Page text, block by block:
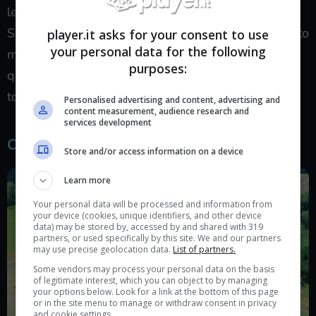
le battaglie.
Se cercavate un battle system profondo e stratificato
magari avete trovato pane per i vostri denti, se
quello a cui puntavate era latecnica
tornare su Honkai Impact 3rd.
Online o Offline: un dilemma shakespeariano.
player.it asks for your consent to use
your personal data for the following
purposes:
Personalised advertising and content, advertising and
content measurement, audience research and
services development
Store and/or access information on a device
Learn more
Your personal data will be processed and information from
your device (cookies, unique identifiers, and other device
data) may be stored by, accessed by and shared with 319
partners, or used specifically by this site. We and our partners
may use precise geolocation data. List of partners.
Some vendors may process your personal data on the basis
of legitimate interest, which you can object to by managing
your options below. Look for a link at the bottom of this page
or in the site menu to manage or withdraw consent in privacy